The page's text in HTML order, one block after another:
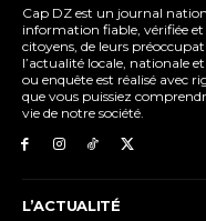
Cap DZ est un journal
information fiable, vérifiée
citoyens, de leurs
l’actualité locale, nationale
ou enquête est réalisé avec
que vous puissiez
vie de notre société.
L’ACTUALITÉ